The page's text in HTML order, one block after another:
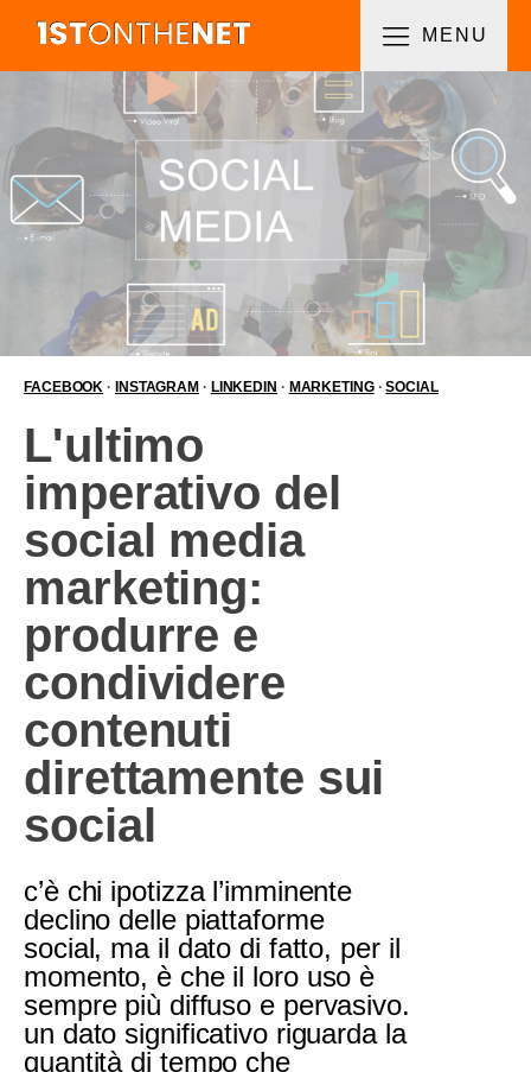
MENU
FACEBOOK · INSTAGRAM · LINKEDIN · MARKETING·SOCIAL
L'ultimo
imperativo del
social media
marketing:
produrre e
condividere
contenuti
direttamente sui
social
c’è chi ipotizza l’imminente
declino delle piattaforme
social, ma il dato di fatto, per il
momento, è che il loro uso è
sempre più diffuso e pervasivo.
un dato significativo riguarda la
quantità di tempo che